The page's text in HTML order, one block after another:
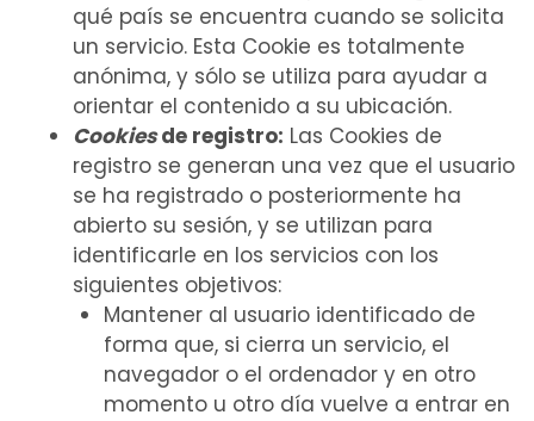
qué país se encuentra cuando se solicita
un servicio. Esta Cookie es totalmente
anónima, y sólo se utiliza para ayudar a
orientar el contenido a su ubicación.
Cookiesde registro: Las Cookies de
registro se generan una vez que el usuario
se ha registrado o posteriormente ha
abierto su sesión, y se utilizan para
identificarle en los servicios con los
siguientes objetivos:
Mantener al usuario identificado de
forma que, si cierra un servicio, el
navegador o el ordenador y en otro
momento u otro día vuelve a entrar en